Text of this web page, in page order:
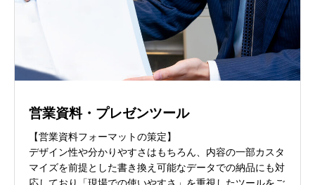
営業資料・プレゼンツール
【営業資料フォーマットの策定】
デザイン性や分かりやすさはもちろん、内容の一部カスタ
マイズを前提とした書き換え可能なデータでの納品にも対
応しており「現場での使いやすさ」を重視したツールをご